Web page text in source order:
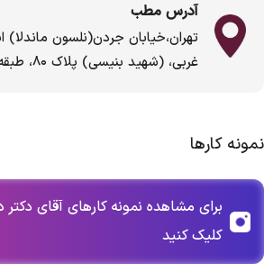
آدرس مطب
تهران،خیابان جردن(نلسون ماندلا)
غربی، (شهید بنیسی) پلاک ۸۰، طبقه۴، واحد ۱۴
نمونه کارها
برای مشاهده نمونه کارهای آقای دکتر
کلیک کنید